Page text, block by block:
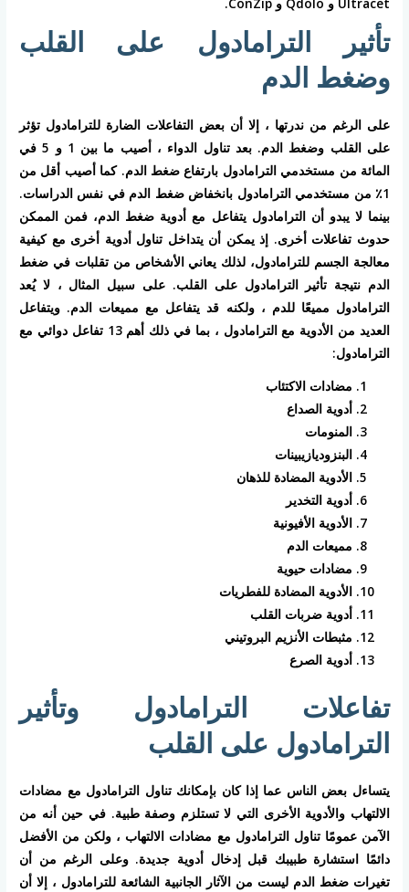
تأثير الترامادول على القلب
وضغط الدم
على الرغم من ندرتها ، إلا أن بعض التفاعلات الضارة للترامادول تؤثر
على القلب وضغط الدم. بعد تناول الدواء ، أصيب ما بين 1 و 5 في
المائة من مستخدمي الترامادول بارتفاع ضغط الدم. كما أصيب أقل من
1٪ من مستخدمي الترامادول بانخفاض ضغط الدم في نفس الدراسات.
بينما لا يبدو أن الترامادول يتفاعل مع أدوية ضغط الدم، فمن الممكن
حدوث تفاعلات أخرى. إذ يمكن أن يتداخل تناول أدوية أخرى مع كيفية
معالجة الجسم للترامادول، لذلك يعاني الأشخاص من تقلبات في ضغط
الدم نتيجة تأثير الترامادول على القلب. على سبيل المثال ، لا يُعد
الترامادول مميعًا للدم ، ولكنه قد يتفاعل مع مميعات الدم. ويتفاعل
العديد من الأدوية مع الترامادول ، بما في ذلك أهم 13 تفاعل دوائي مع
الترامادول:
مضادات الاكتئاب
أدوية الصداع
المنومات
البنزوديازيبينات
الأدوية المضادة للذهان
أدوية التخدير
الأدوية الأفيونية
مميعات الدم
مضادات حيوية
الأدوية المضادة للفطريات
أدوية ضربات القلب
مثبطات الأنزيم البروتيني
أدوية الصرع
تفاعلات الترامادول وتأثير
الترامادول على القلب
يتساءل بعض الناس عما إذا كان بإمكانك تناول الترامادول مع مضادات
الالتهاب والأدوية الأخرى التي لا تستلزم وصفة طبية. في حين أنه من
الآمن عمومًا تناول الترامادول مع مضادات الالتهاب ، ولكن من الأفضل
دائمًا استشارة طبيبك قبل إدخال أدوية جديدة. وعلى الرغم من أن
تغيرات ضغط الدم ليست من الآثار الجانبية الشائعة للترامادول ، إلا أن